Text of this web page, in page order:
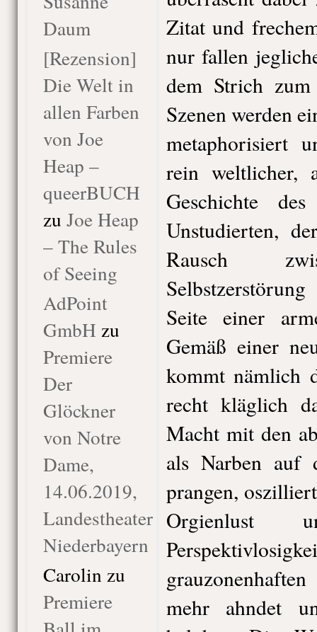
Daum
[Rezension]
Die Welt in
allen Farben
von Joe
Heap –
queerBUCH
zu Joe Heap
– The Rules
of Seeing
AdPoint
GmbH zu
Premiere
Der
Glöckner
von Notre
Dame,
14.06.2019,
Landestheater
Niederbayern
Carolin zu
Premiere
Zitat und
nur fallen
dem Strich
Szenen werden
metaphorisiert
rein weltlicher,
Geschichte
Unstudierten,
Rausch
Seite einer
Gemäß einer
kommt nämlich
recht kläglich
Macht mit den
als Narben auf
prangen,
Orgienlust
mehr ahndet